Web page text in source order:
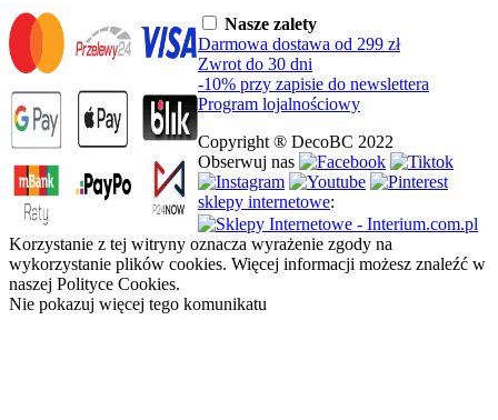
Nasze zalety
Darmowa dostawa od 299 zł
Zwrot do 30 dni
-10% przy zapisie do newslettera
Program lojalnościowy
Copyright ® DecoBC 2022
Obserwuj nas
sklepy internetowe:
Korzystanie z tej witryny oznacza wyrażenie zgody na
wykorzystanie plików cookies. Więcej informacji możesz znaleźć w
naszej Polityce Cookies.
Nie pokazuj więcej tego komunikatu